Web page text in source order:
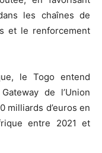
les chaînes de
et le renforcement
le Togo entend
de l’Union
milliards d’euros en
entre 2021 et